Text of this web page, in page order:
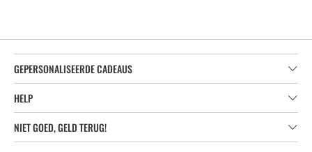
GEPERSONALISEERDE CADEAUS
HELP
NIET GOED, GELD TERUG!